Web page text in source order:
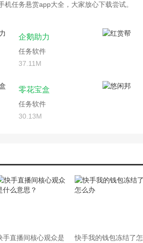
机任务悬赏app大全，大家放心下载尝试。
企鹅助力
任务软件
37.11M
零花宝盒
任务软件
30.13M
手直播间核心观众是
快手我的钱包冻结了怎